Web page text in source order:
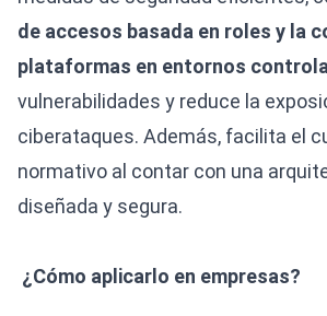
de accesos basada en roles y la
plataformas en entornos
vulnerabilidades y reduce la
ciberataques. Además, facilita el
normativo al contar con una
diseñada y segura.
¿Cómo aplicarlo en empresas?